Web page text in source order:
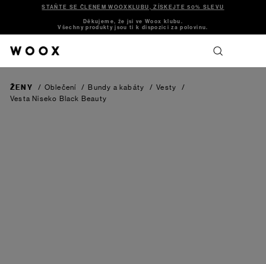
STAŇTE SE ČLENEM WOOXKLUBU, ZÍSKEJTE 50% SLEVU
Děkujeme, že jsi ve Woox klubu.
Všechny produkty jsou ti k dispozici za polovinu.
ŽENY / Oblečení / Bundy a kabáty / Vesty
/
Vesta Niseko Black Beauty